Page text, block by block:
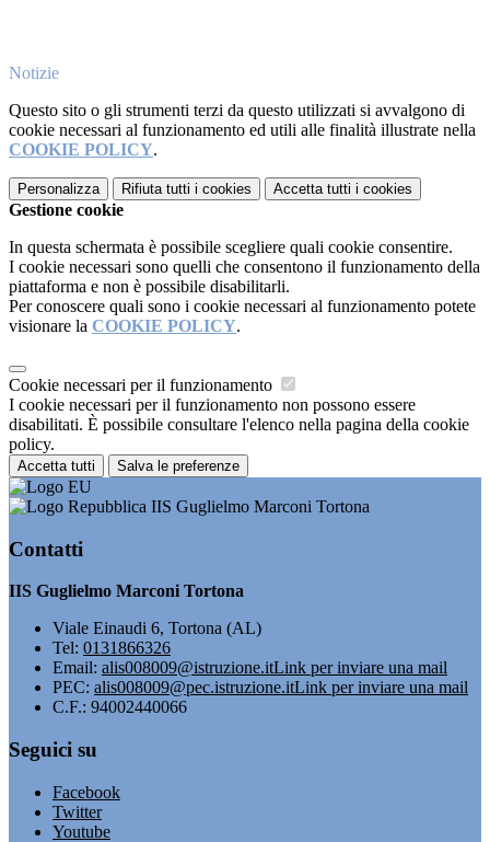
Notizie
Questo sito o gli strumenti terzi da questo utilizzati si avvalgono di
cookie necessari al funzionamento ed utili alle finalità illustrate nella
COOKIE POLICY.
Personalizza Rifiuta tutti i cookies Accetta tutti i cookies
Gestione cookie
In questa schermata è possibile scegliere quali cookie consentire.
I cookie necessari sono quelli che consentono il funzionamento della
piattaforma e non è possibile disabilitarli.
Per conoscere quali sono i cookie necessari al funzionamento potete
visionare la COOKIE POLICY.
Cookie necessari per il funzionamento
I cookie necessari per il funzionamento non possono essere
disabilitati. È possibile consultare l'elenco nella pagina della cookie
policy.
Accetta tutti Salva le preferenze
IIS Guglielmo Marconi Tortona
Contatti
IIS Guglielmo Marconi Tortona
Viale Einaudi 6, Tortona (AL)
Tel: 0131866326
Email: alis008009@istruzione.itLink per inviare una mail
PEC: alis008009@pec.istruzione.itLink per inviare una mail
C.F.: 94002440066
Seguici su
Facebook
Twitter
Youtube